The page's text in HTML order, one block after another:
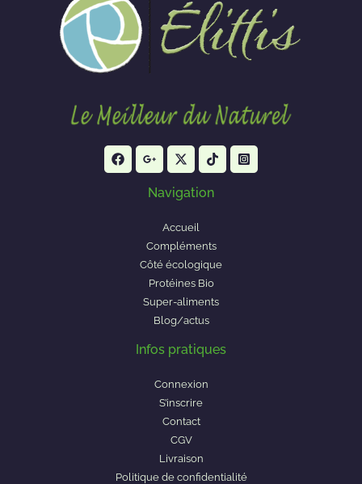
Navigation
Accueil
Compléments
Côté écologique
Protéines Bio
Super-aliments
Blog/actus
Infos pratiques
Connexion
S’inscrire
Contact
CGV
Livraison
Politique de confidentialité